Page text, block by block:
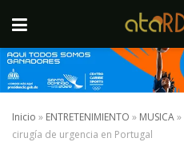
Inicio » ENTRETENIMIENTO » MUSICA»
cirugía de urgencia en Portugal